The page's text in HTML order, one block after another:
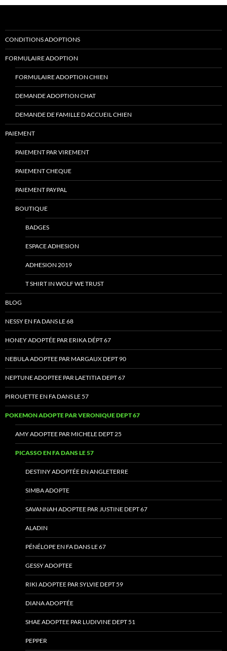
CONDITIONS ADOPTIONS
FORMULAIRE ADOPTION
FORMULAIRE ADOPTION CHIEN
DEMANDE ADOPTION CHAT
DEMANDE DE FAMILLE D ACCUEIL CHIEN
PAIEMENT
PAIEMENT PAR VIREMENT
PAIEMENT CHEQUE
PAIEMENT PAYPAL
BOUTIQUE
BADGES
ESPACE ADHESION
ADHESION 2019
T SHIRT IN WOLF WE TRUST
BLOG
NESSY EN FA DANS LE 68
HONEY ADOPTÉE PAR ERIKA DÉPT 67
NEBULA ADOPTEE PAR MARGAUX DEPT 90
NEPTUNE ADOPTEE PAR LAETITIA DEPT 67
PIROUETTE EN FA DANS LE 57
POKEMON ADOPTE PAR VERONIQUE DEPT 67
AMY ADOPTEE PAR MICHELE DEPT 25
PICASSO EN FA DANS LE 57
DESTINY ADOPTÉE EN ANGLETERRE
SIMBA ADOPTE
SAVANNAH ADOPTEE PAR JUSTINE DEPT 67
ALADIN
PÉNÉLOPE EN FA DANS LE 67
GESSY ADOPTEE
RIKI ADOPTEE PAR SYLVIE DEPT 59
DIANA ADOPTÉE
SHAE ADOPTEE PAR LUDIVINE DEPT 51
PEPPER